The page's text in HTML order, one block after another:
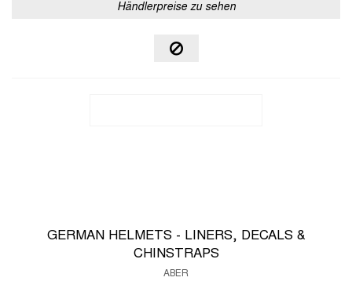
Händlerpreise zu sehen
GERMAN HELMETS - LINERS, DECALS &
CHINSTRAPS
ABER